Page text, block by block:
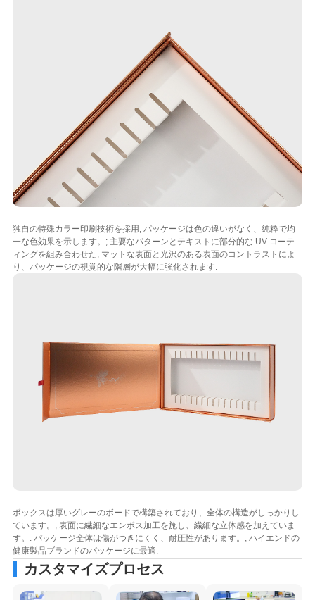
独自の特殊カラー印刷技術を採用, パッケージは色の違いがなく、純粋で均
一な色効果を示します。; 主要なパターンとテキストに部分的な UV コーテ
ィングを組み合わせた, マットな表面と光沢のある表面のコントラストによ
り、パッケージの視覚的な階層が大幅に強化されます.
ボックスは厚いグレーのボードで構築されており、全体の構造がしっかりし
ています。, 表面に繊細なエンボス加工を施し、繊細な立体感を加えていま
す。. パッケージ全体は傷がつきにくく、耐圧性があります。, ハイエンドの
健康製品ブランドのパッケージに最適.
カスタマイズプロセス